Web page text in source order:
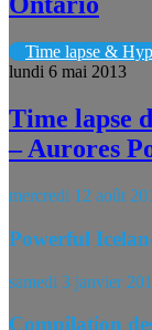
Time lapse &
lundi 6 mai 2013
Time lapse
– Aurores
mercredi 12 août
Powerful
samedi 3 janvier
Compilation